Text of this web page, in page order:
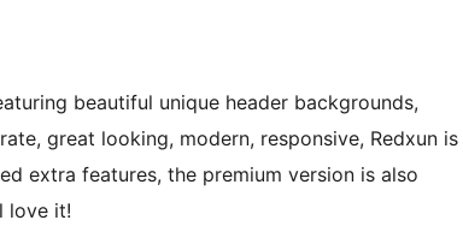
beautiful unique header backgrounds,
great looking, modern, responsive, Redxun is
extra features, the premium version is also
love it!